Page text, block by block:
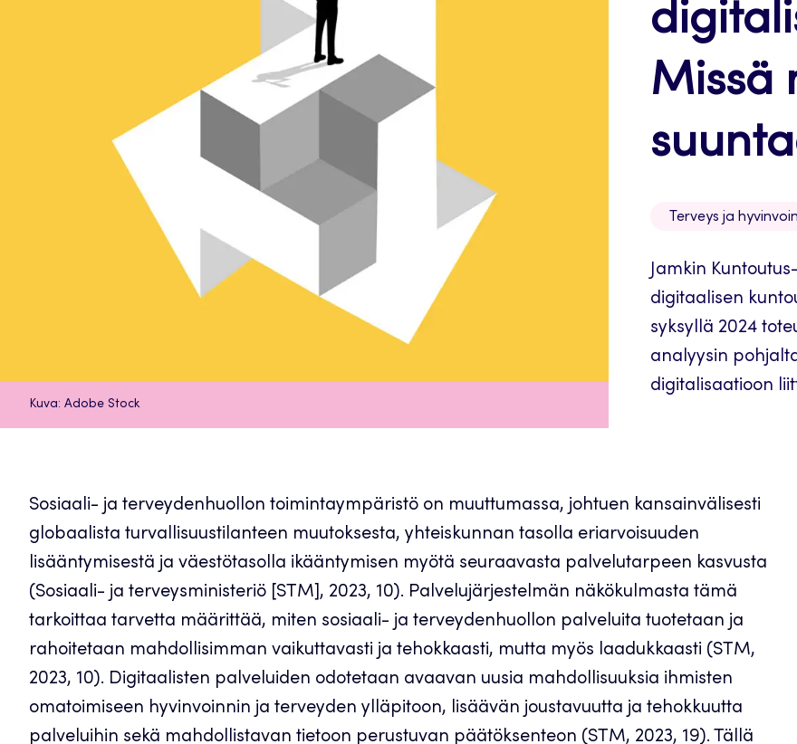
Kuva: Adobe Stock
Missä
Terveys ja
Jamkin
digitaalisen
syksyllä 2024
analyysin
digitalisaatioon
Sosiaali- ja terveydenhuollon toimintaympäristö on muuttumassa, johtuen kansainvälisesti
globaalista turvallisuustilanteen muutoksesta, yhteiskunnan tasolla eriarvoisuuden
lisääntymisestä ja väestötasolla ikääntymisen myötä seuraavasta palvelutarpeen kasvusta
(Sosiaali- ja terveysministeriö [STM], 2023, 10). Palvelujärjestelmän näkökulmasta tämä
tarkoittaa tarvetta määrittää, miten sosiaali- ja terveydenhuollon palveluita tuotetaan ja
rahoitetaan mahdollisimman vaikuttavasti ja tehokkaasti, mutta myös laadukkaasti (STM,
2023, 10). Digitaalisten palveluiden odotetaan avaavan uusia mahdollisuuksia ihmisten
omatoimiseen hyvinvoinnin ja terveyden ylläpitoon, lisäävän joustavuutta ja tehokkuutta
palveluihin sekä mahdollistavan tietoon perustuvan päätöksenteon (STM, 2023, 19). Tällä